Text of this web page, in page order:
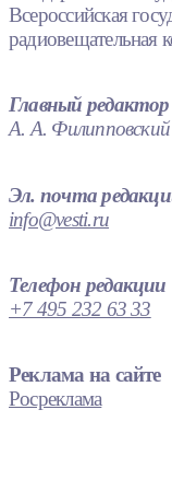
Всероссийская
Главный редактор
А. А. Филипповский
Эл. почта
info@vesti.ru
Телефон редакции
+7 495 232 63 33
Реклама на сайте
Росреклама